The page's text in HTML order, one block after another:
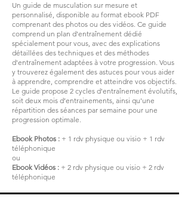
Un guide de musculation sur mesure et
personnalisé, disponible au format ebook PDF
comprenant des photos ou des vidéos. Ce guide
comprend un plan d'entraînement dédié
spécialement pour vous, avec des explications
détaillées des techniques et des méthodes
d'entraînement adaptées à votre progression. Vous
y trouverez également des astuces pour vous aider
à apprendre, comprendre et atteindre vos objectifs.
Le guide propose 2 cycles d'entraînement évolutifs,
soit deux mois d’entrainements, ainsi qu'une
répartition des séances par semaine pour une
progression optimale.
Ebook Photos : + 1 rdv physique ou visio + 1 rdv
téléphonique
ou
Ebook Vidéos : + 2 rdv physique ou visio + 2 rdv
téléphonique